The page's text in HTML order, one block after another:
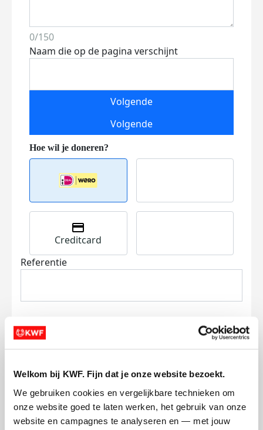
Welkom bij KWF. Fijn dat je onze website bezoekt.
We gebruiken cookies en vergelijkbare technieken om
onze website goed te laten werken, het gebruik van onze
website en campagnes te analyseren en — met jouw
0/150
Naam die op de pagina verschijnt
Volgende
Volgende
Creditcard
Referentie
Ik wil bijdragen aan de transactiekosten
Doneer nu